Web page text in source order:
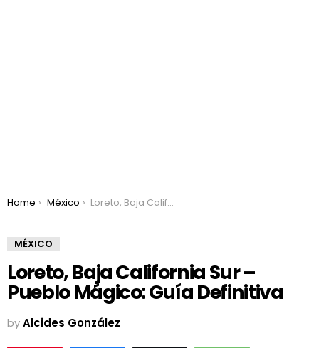
You are here:
Home México Loreto, Baja California Sur – Pueblo Mágico: Guía Definitiva
MÉXICO
Loreto, Baja California Sur –
Pueblo Mágico: Guía Definitiva
byAlcides González